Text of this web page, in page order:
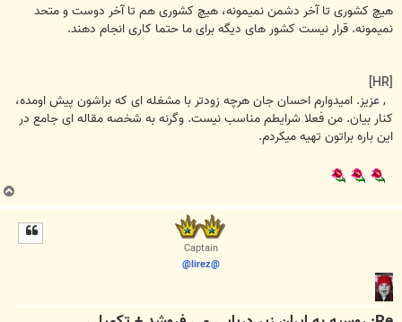
هیچ کشوری تا آخر دشمن نمیمونه، هیچ کشوری هم تا آخر دوست و متحد
نمیمونه. قرار نیست کشور های دیگه برای ما حتما کاری انجام دهند.
, عزیز. امیدوارم احسان جان هرچه زودتر با مشغله ای که براشون پیش اومده،
کنار بیان. من فعلا شرایطم مناسب نیست. وگرنه به شخصه مقاله ای جامع در
این باره براتون تهیه میکردم.
ب
ا
Captain
@lirez@